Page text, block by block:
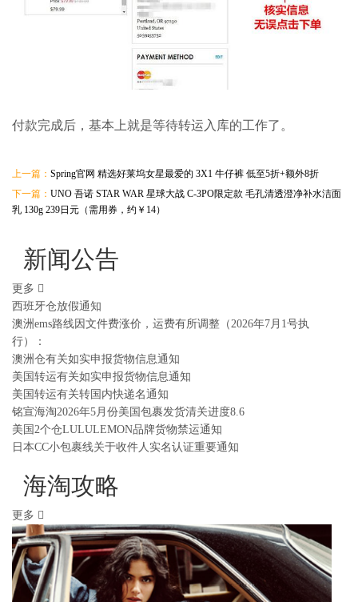
付款完成后，基本上就是等待转运入库的工作了。
上一篇： Spring官网 精选好莱坞女星最爱的 3X1 牛仔裤 低至5折+额外8折
下一篇： UNO 吾诺 STAR WAR 星球大战 C-3PO限定款 毛孔清透澄净补水洁面
乳 130g 239日元（需用券，约￥14）
新闻公告
更多
西班牙仓放假通知
澳洲ems路线因文件费涨价，运费有所调整（2026年7月1号执
行）：
澳洲仓有关如实申报货物信息通知
美国转运有关如实申报货物信息通知
美国转运有关转国内快递名通知
铭宣海淘2026年5月份美国包裹发货清关进度8.6
美国2个仓LULULEMON品牌货物禁运通知
日本CC小包裹线关于收件人实名认证重要通知
海淘攻略
更多